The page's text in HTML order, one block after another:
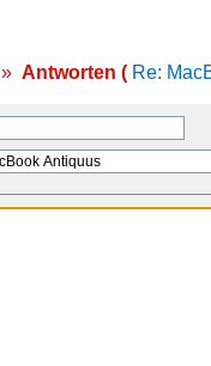
» Antworten ( Re: